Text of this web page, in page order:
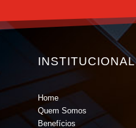
INSTITUCIONAL
Home
Quem Somos
Benefícios